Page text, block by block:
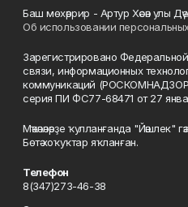
Баш мөхәррир - Артур Хәсән улы
Об использовании
Зарегистрировано
связи, информационных
коммуникаций
серия ПИ ФС77-68471 от 27
Мәҡәләләрҙе ҡулланғанда "Йәшлек"
Бөтә хоҡуҡтар яҡланған.
Телефон
8(347)273-46-38